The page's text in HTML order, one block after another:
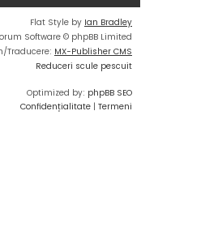
Flat Style by Ian Bradley
Software © phpBB Limited
Traducere: MX-Publisher CMS
Reduceri scule pescuit
Optimized by: phpBB SEO
Confidențialitate | Termeni